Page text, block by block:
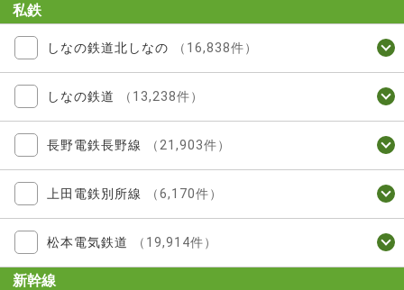
私鉄
しなの鉄道北しなの （16,838件）
しなの鉄道 （13,238件）
長野電鉄長野線 （21,903件）
上田電鉄別所線 （6,170件）
松本電気鉄道 （19,914件）
新幹線